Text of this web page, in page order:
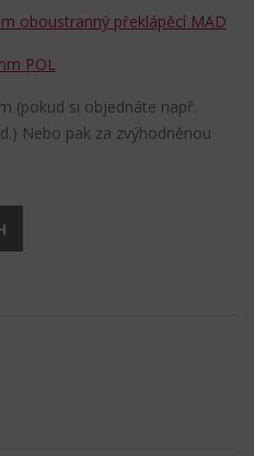
oboustranný překlápěcí MAD
POL
(pokud si objednáte např.
Nebo pak za zvýhodněnou